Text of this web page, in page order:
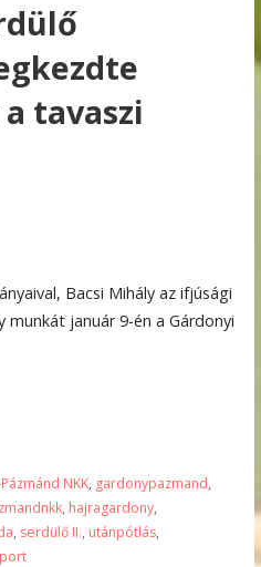
tavaszi
Bacsi Mihály az ifjúsági
január 9-én a Gárdonyi
NKK, gardonypazmand,
, hajragardony,
, serdülő II., utánpótlás,